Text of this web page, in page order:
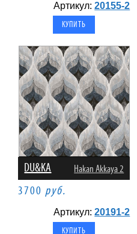
Артикул:20155-2
DU&KA Hakan Akkaya 2
3700 руб.
Артикул:20191-2